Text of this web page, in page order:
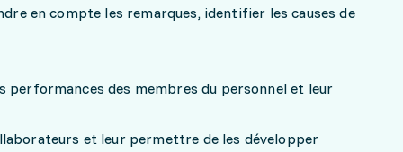
en compte les remarques, identifier les causes de
performances des membres du personnel et leur
et leur permettre de les développer